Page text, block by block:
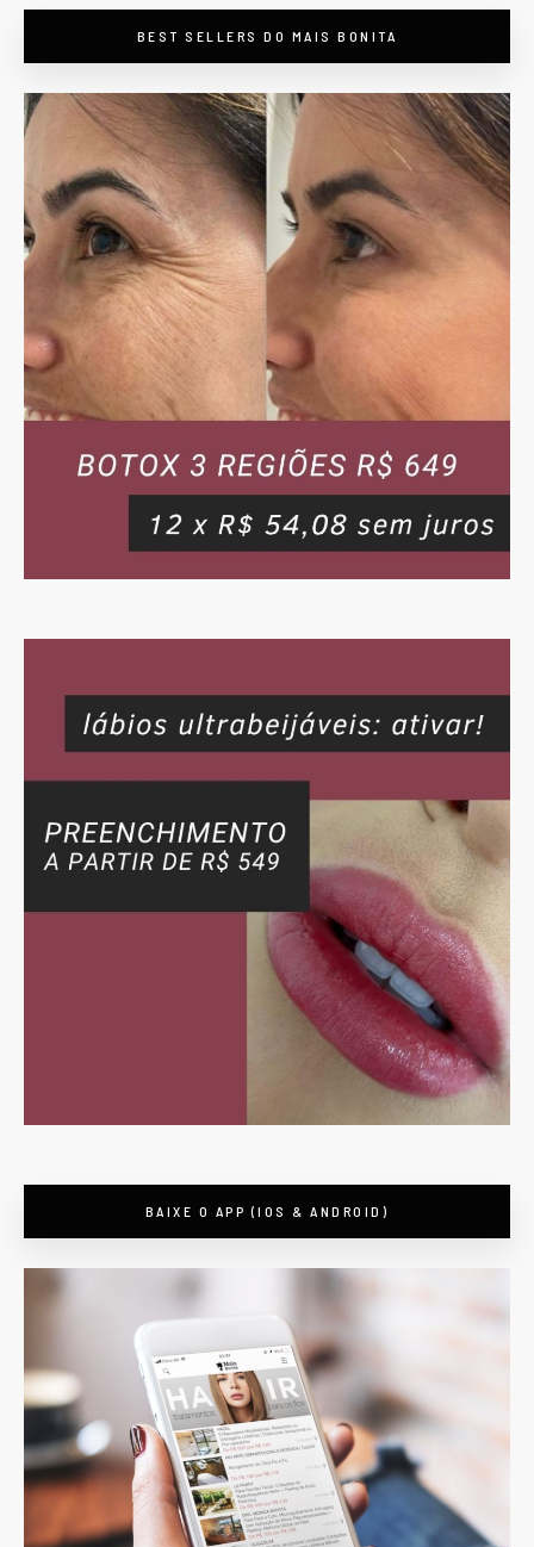
BEST SELLERS DO MAIS BONITA
BAIXE O APP (IOS & ANDROID)